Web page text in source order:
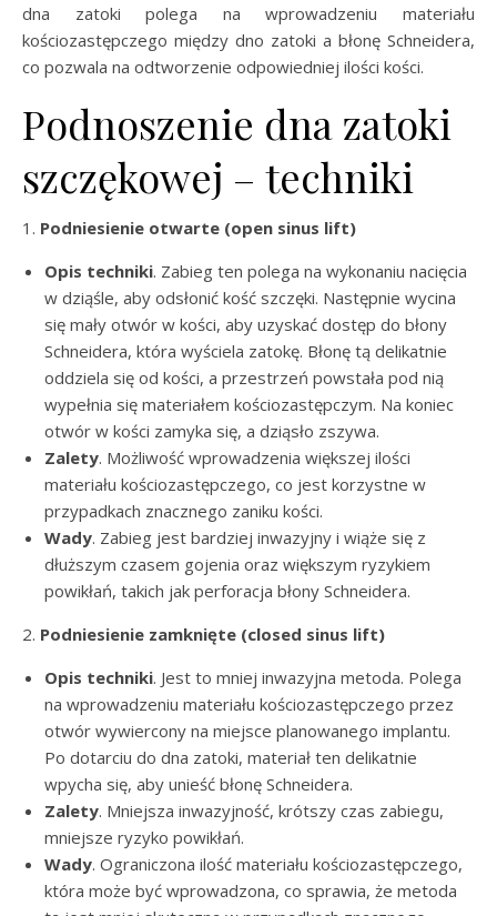
dna zatoki polega na wprowadzeniu materiału
kościozastępczego między dno zatoki a błonę Schneidera,
co pozwala na odtworzenie odpowiedniej ilości kości.
Podnoszenie dna zatoki
szczękowej – techniki
1. Podniesienie otwarte (open sinus lift)
Opis techniki. Zabieg ten polega na wykonaniu nacięcia
w dziąśle, aby odsłonić kość szczęki. Następnie wycina
się mały otwór w kości, aby uzyskać dostęp do błony
Schneidera, która wyściela zatokę. Błonę tą delikatnie
oddziela się od kości, a przestrzeń powstała pod nią
wypełnia się materiałem kościozastępczym. Na koniec
otwór w kości zamyka się, a dziąsło zszywa.
Zalety. Możliwość wprowadzenia większej ilości
materiału kościozastępczego, co jest korzystne w
przypadkach znacznego zaniku kości.
Wady. Zabieg jest bardziej inwazyjny i wiąże się z
dłuższym czasem gojenia oraz większym ryzykiem
powikłań, takich jak perforacja błony Schneidera.
2. Podniesienie zamknięte (closed sinus lift)
Opis techniki. Jest to mniej inwazyjna metoda. Polega
na wprowadzeniu materiału kościozastępczego przez
otwór wywiercony na miejsce planowanego implantu.
Po dotarciu do dna zatoki, materiał ten delikatnie
wpycha się, aby unieść błonę Schneidera.
Zalety. Mniejsza inwazyjność, krótszy czas zabiegu,
mniejsze ryzyko powikłań.
Wady. Ograniczona ilość materiału kościozastępczego,
która może być wprowadzona, co sprawia, że metoda